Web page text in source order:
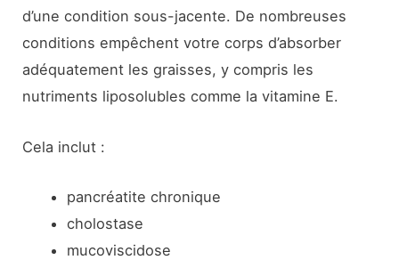
d’une condition sous-jacente. De nombreuses
conditions empêchent votre corps d’absorber
adéquatement les graisses, y compris les
nutriments liposolubles comme la vitamine E.
Cela inclut :
pancréatite chronique
cholostase
mucoviscidose